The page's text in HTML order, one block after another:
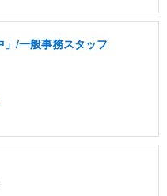
」/一般事務スタッフ